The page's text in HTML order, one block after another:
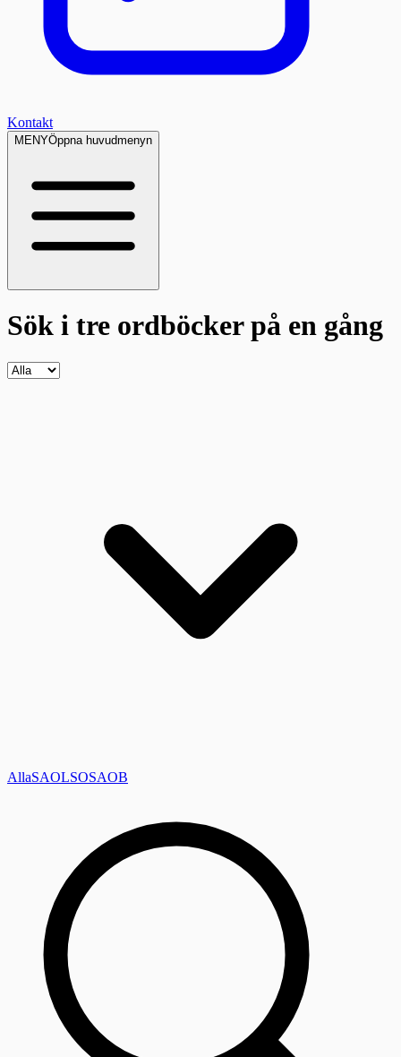
Kontakt
MENYÖppna huvudmenyn
Sök i tre ordböckerpå en gång
AllaSAOLSOSAOB